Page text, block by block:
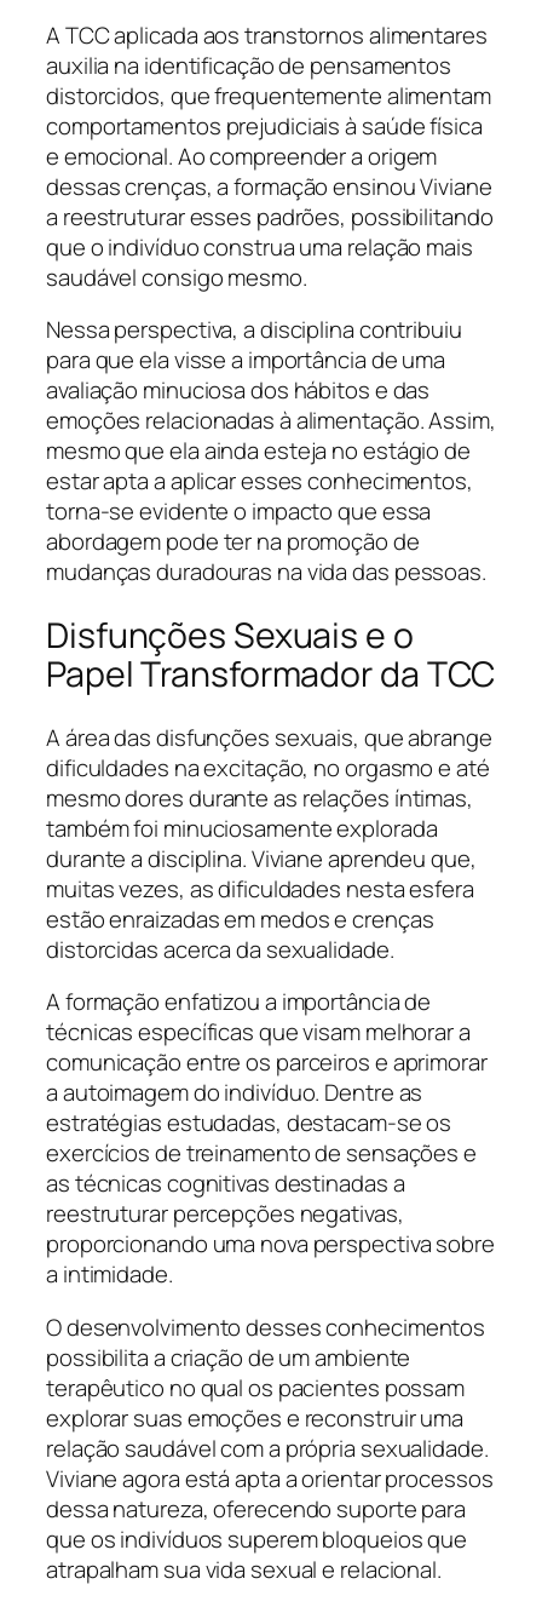
A TCC aplicada aos transtornos alimentares
auxilia na identificação de pensamentos
distorcidos, que frequentemente alimentam
comportamentos prejudiciais à saúde física
e emocional. Ao compreender a origem
dessas crenças, a formação ensinou Viviane
a reestruturar esses padrões, possibilitando
que o indivíduo construa uma relação mais
saudável consigo mesmo.
Nessa perspectiva, a disciplina contribuiu
para que ela visse a importância de uma
avaliação minuciosa dos hábitos e das
emoções relacionadas à alimentação. Assim,
mesmo que ela ainda esteja no estágio de
estar apta a aplicar esses conhecimentos,
torna-se evidente o impacto que essa
abordagem pode ter na promoção de
mudanças duradouras na vida das pessoas.
Disfunções Sexuais e o
Papel Transformador da TCC
A área das disfunções sexuais, que abrange
dificuldades na excitação, no orgasmo e até
mesmo dores durante as relações íntimas,
também foi minuciosamente explorada
durante a disciplina. Viviane aprendeu que,
muitas vezes, as dificuldades nesta esfera
estão enraizadas em medos e crenças
distorcidas acerca da sexualidade.
A formação enfatizou a importância de
técnicas específicas que visam melhorar a
comunicação entre os parceiros e aprimorar
a autoimagem do indivíduo. Dentre as
estratégias estudadas, destacam-se os
exercícios de treinamento de sensações e
as técnicas cognitivas destinadas a
reestruturar percepções negativas,
proporcionando uma nova perspectiva sobre
a intimidade.
O desenvolvimento desses conhecimentos
possibilita a criação de um ambiente
terapêutico no qual os pacientes possam
explorar suas emoções e reconstruir uma
relação saudável com a própria sexualidade.
Viviane agora está apta a orientar processos
dessa natureza, oferecendo suporte para
que os indivíduos superem bloqueios que
atrapalham sua vida sexual e relacional.